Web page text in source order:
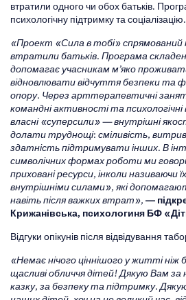
втратили одного чи обох батьків.
психологічну підтримку та соціалізацію.
«Проект «Сила в тобі» спрямований
втратили батьків. Програма
допомагає учасникам м’яко проживати
відновлювати відчуття безпеки та
опору. Через арттерапевтичні
командні активності та психологічні
власні «суперсили» — внутрішні
долати труднощі: сміливість,
здатність підтримувати інших. В
символічних формах роботи ми
приховані ресурси, інколи називаючи
внутрішніми силами», які
навіть після важких втрат», —
Крижанівська, психологиня БФ
Відгуки опікунів після відвідування
«Немає нічого ціннішого у житті ніж
щасливі обличчя дітей! Дякую Вам за
казку, за безпеку та підтримку.